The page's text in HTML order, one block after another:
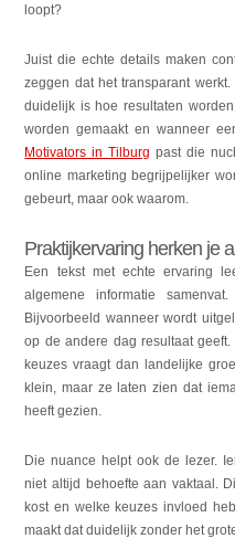
loopt?
Juist die echte details maken
zeggen dat het transparant
duidelijk is hoe resultaten
worden gemaakt en wanneer
Motivators in Tilburg past die
online marketing begrijpelijker
gebeurt, maar ook waarom.
Praktijkervaring herken je
Een tekst met echte ervaring
algemene informatie
Bijvoorbeeld wanneer wordt
op de andere dag resultaat
keuzes vraagt dan landelijke
klein, maar ze laten zien dat
heeft gezien.
Die nuance helpt ook de lezer.
niet altijd behoefte aan vaktaal.
kost en welke keuzes invloed
maakt dat duidelijk zonder het